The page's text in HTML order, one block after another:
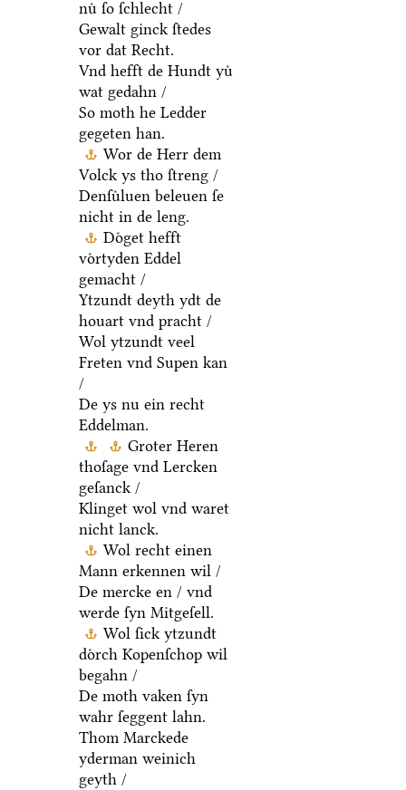
nuͤ ſo ſchlecht /
Gewalt ginck ſtedes
vor dat Recht.
Vnd hefft de Hundt yuͤ
wat gedahn /
So moth he Ledder
gegeten han.
Wor de Herr dem
Volck ys tho ſtreng /
Denſuͤluen beleuen ſe
nicht in de leng.
Doͤget hefft
voͤrtyden Eddel
gemacht /
Ytzundt deyth ydt de
houart vnd pracht /
Wol ytzundt veel
Freten vnd Supen kan
/
De ys nu ein recht
Eddelman.
Groter Heren
thoſage vnd Lercken
geſanck /
Klinget wol vnd waret
nicht lanck.
Wol recht einen
Mann erkennen wil /
De mercke en / vnd
werde ſyn Mitgeſell.
Wol ſick ytzundt
doͤrch Kopenſchop wil
begahn /
De moth vaken ſyn
wahr ſeggent lahn.
Thom Marckede
yderman weinich
geyth /